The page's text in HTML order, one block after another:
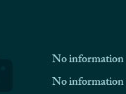
No information
No information